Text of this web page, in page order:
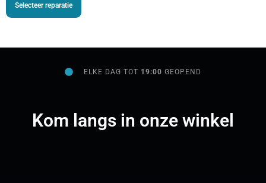
Selecteer reparatie
ELKE DAG TOT 19:00GEOPEND
Kom langs in onze winkel